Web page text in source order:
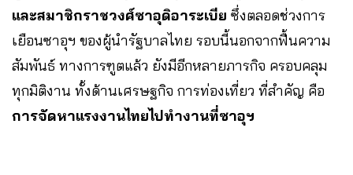
และสมาชิกราชวงศ์ซาอุดิอาระเบีย ซึ่งตลอดช่วงการ
เยือนซาอุฯ ของผู้นำรัฐบาลไทย รอบนี้นอกจากฟื้นความ
สัมพันธ์ ทางการฑูตแล้ว ยังมีอีกหลายภารกิจ ครอบคลุม
ทุกมิติงาน ทั้งด้านเศรษฐกิจ การท่องเที่ยว ที่สำคัญ คือ
การจัดหาแรงงานไทยไปทำงานที่ซาอุฯ